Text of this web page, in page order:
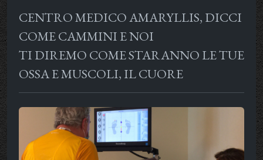
CENTRO MEDICO AMARYLLIS, DICCI
COME CAMMINI E NOI
TI DIREMO COME STARANNO LE TUE
OSSA E MUSCOLI, IL CUORE